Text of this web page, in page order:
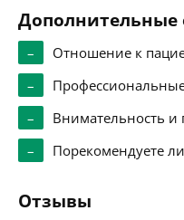
Дополнительные
–
Отношение к
–
–
Внимательность и
–
Порекомендуете
Отзывы